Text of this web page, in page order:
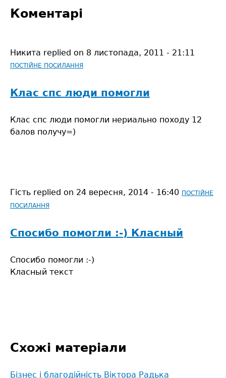
Коментарі
Никита replied on 8 листопада, 2011 - 21:11
ПОСТІЙНЕ ПОСИЛАННЯ
Клас спс люди помогли
Клас спс люди помогли нериально походу 12
балов получу=)
Гість replied on 24 вересня, 2014 - 16:40 ПОСТІЙНЕ
ПОСИЛАННЯ
Спосибо помогли :-) Класный
Спосибо помогли :-)
Класный текст
Схожі матеріали
Бізнес і благодійність Віктора Радька